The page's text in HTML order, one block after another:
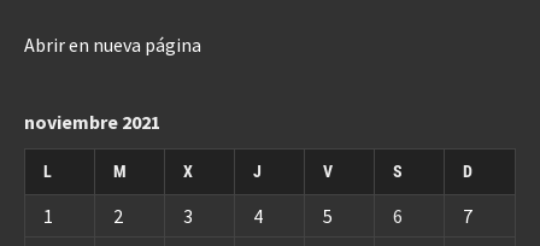
Abrir en nueva página
noviembre 2021
L M X J V S D
1 2 3 4 5 6 7